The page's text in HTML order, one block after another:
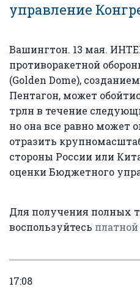
управление
Вашингтон. 13 мая.
противоракетной
(Golden Dome),
Пентагон, может
трлн в течение
но она все равно может
отразить
стороны России или
оценки Бюджетного
Для получения полных
воспользуйтесь
17:08